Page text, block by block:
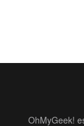
OhMyGeek!